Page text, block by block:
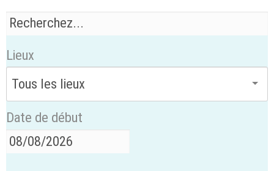
Lieux
Date de début